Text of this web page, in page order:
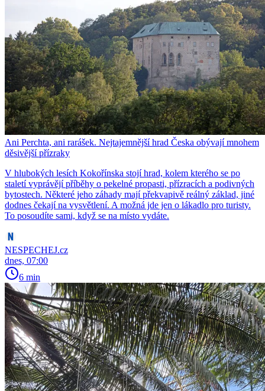
Ani Perchta, ani rarášek. Nejtajemnější hrad Česka obývají mnohem
děsivější přízraky
V hlubokých lesích Kokořínska stojí hrad, kolem kterého se po
staletí vyprávějí příběhy o pekelné propasti, přízracích a podivných
bytostech. Některé jeho záhady mají překvapivě reálný základ, jiné
dodnes čekají na vysvětlení. A možná jde jen o lákadlo pro turisty.
To posoudíte sami, když se na místo vydáte.
NESPECHEJ.cz
dnes, 07:00
6 min